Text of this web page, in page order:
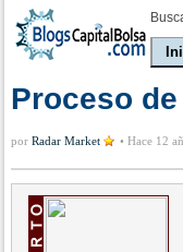
Proceso
por Radar Market • Hace 12